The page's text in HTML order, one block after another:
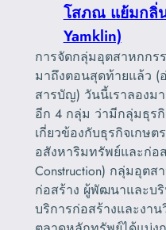
โสภณ แย้มกลิ่
Yamklin)
การจัดกลุ่มอุตสาหกกร
มาถึงตอนสุดท้ายแล้ว (
สารบัญ) วันนี้เราลองม
อีก 4 กลุ่ม ว่ามีกลุ่มธุร
เกี่ยวข้องกับธุรกิจเกษ
อสังหาริมทรัพย์และก่อส
Construction) กลุ่มอุต
ก่อสร้าง ผู้พัฒนาและบ
บริการก่อสร้างและงา